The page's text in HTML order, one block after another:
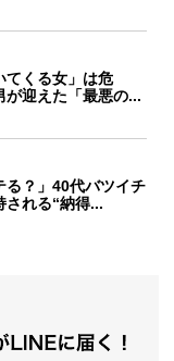
てくる女」は危
迎えた「最悪の...
る？」40代バツイチ
される“納得...